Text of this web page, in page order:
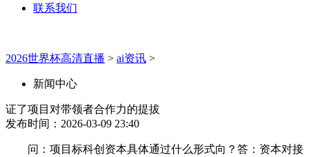
联系我们
2026世界杯高清直播 > ai资讯 >
新闻中心
证了项目对带领者合作力的提拔
发布时间：2026-03-09 23:40
问：项目标科创资本具体通过什么形式向？答：资本对接